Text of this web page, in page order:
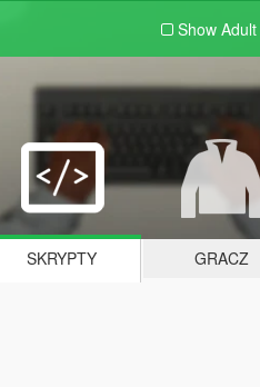
Show Adult
SKRYPTY GRACZ